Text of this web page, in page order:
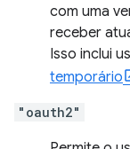
com uma
receber
Isso inclui
temporário
"oauth2"